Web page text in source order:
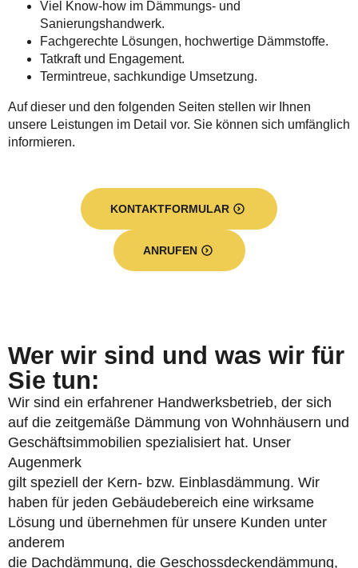
Viel Know-how im Dämmungs- und
Sanierungshandwerk.
Fachgerechte Lösungen, hochwertige Dämmstoffe.
Tatkraft und Engagement.
Termintreue, sachkundige Umsetzung.
Auf dieser und den folgenden Seiten stellen wir Ihnen
unsere Leistungen im Detail vor. Sie können sich umfänglich
informieren.
KONTAKTFORMULAR
ANRUFEN
Wer wir sind und was wir für
Sie tun:
Wir sind ein erfahrener Handwerksbetrieb, der sich
auf die zeitgemäße Dämmung von Wohnhäusern und
Geschäftsimmobilien spezialisiert hat. Unser
Augenmerk
gilt speziell der Kern- bzw. Einblasdämmung. Wir
haben für jeden Gebäudebereich eine wirksame
Lösung und übernehmen für unsere Kunden unter
anderem
die Dachdämmung, die Geschossdeckendämmung,